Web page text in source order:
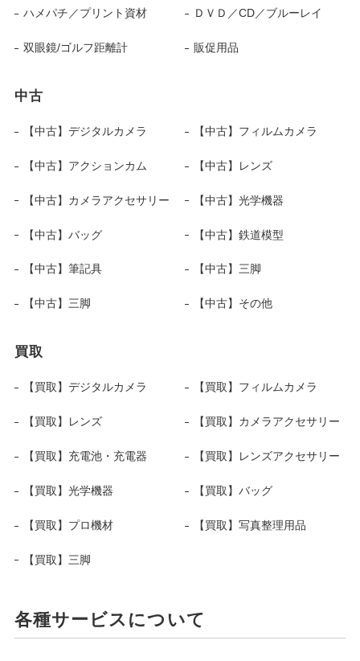
ハメパチ／プリント資材 ＤＶＤ／CD／ブルーレイ
双眼鏡/ゴルフ距離計 販促用品
中古
【中古】デジタルカメラ 【中古】フィルムカメラ
【中古】アクションカム 【中古】レンズ
【中古】カメラアクセサリー 【中古】光学機器
【中古】バッグ 【中古】鉄道模型
【中古】筆記具 【中古】三脚
【中古】三脚 【中古】その他
買取
【買取】デジタルカメラ 【買取】フィルムカメラ
【買取】レンズ 【買取】カメラアクセサリー
【買取】充電池・充電器 【買取】レンズアクセサリー
【買取】光学機器 【買取】バッグ
【買取】プロ機材 【買取】写真整理用品
【買取】三脚
各種サービスについて